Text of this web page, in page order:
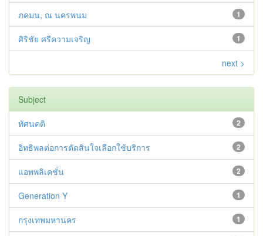
1
ภคมน, ณ นครพนม
1
ศิริชัย ศรีความเจริญ
next >
Subject
2
ทัศนคติ
2
อิทธิพลต่อการตัดสินใจเลือกใช้บริการ
2
แอพพลิเคชั่น
1
Generation Y
1
กรุงเทพมหานคร